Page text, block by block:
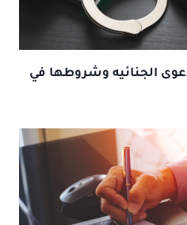
الجنائيه وشروطها في